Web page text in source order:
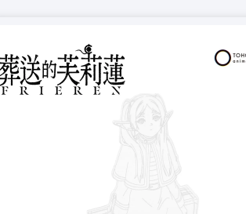
葬送的芙莉蓮 芙莉
定價：NT$ 500
7-11 超商取貨 新竹物流
信用卡, 超商取貨付款